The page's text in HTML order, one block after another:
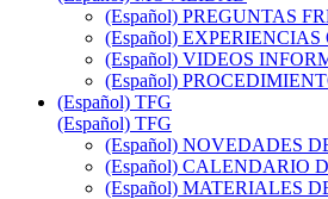
(Español) PREGUNTAS
(Español)
(Español) VIDEOS
(Español)
(Español) TFG
(Español) TFG
(Español) NOVEDADES
(Español) CALENDARIO
(Español) MATERIALES